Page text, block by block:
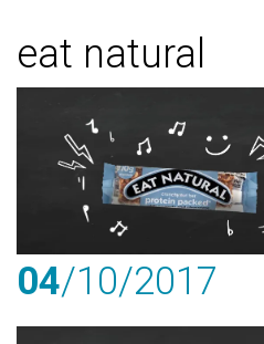
eat natural
04/10/2017